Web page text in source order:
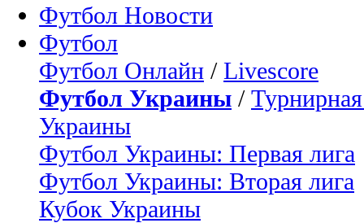
Футбол Новости
Футбол
Футбол Онлайн / Livescore
Футбол Украины /
Украины
Футбол Украины: Первая лига
Футбол Украины: Вторая лига
Кубок Украины